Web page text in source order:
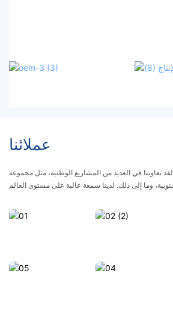
عملائنا
لقد تعاوننا في العديد من المشاريع الوطنية، مثل مجموعة CHN ENERGY، وشبكة